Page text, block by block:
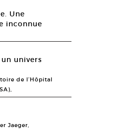
Une
inconnue
univers
de l’Hôpital
Jaeger,